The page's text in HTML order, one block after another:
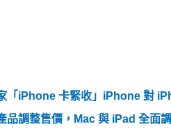
「iPhone 卡緊收」iPhone 對
品調整售價，Mac 與 iPad 全面